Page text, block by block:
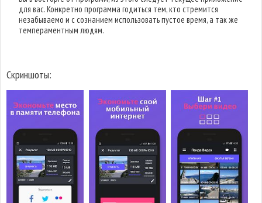
для вас. Конкретно программа годиться тем, кто стремится
незабываемо и с сознанием использовать пустое время, а так же
темпераментным людям.
Скриншоты: